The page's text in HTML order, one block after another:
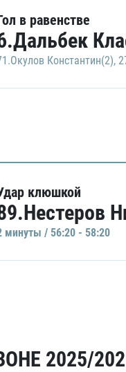
в равенстве
Константин(2),
клюшкой
минуты / 56:20 - 58:20
2025/